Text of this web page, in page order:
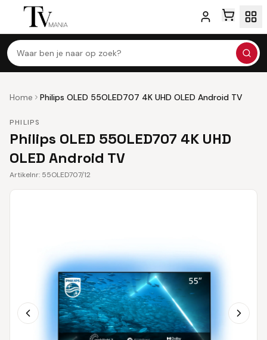
Waar ben je naar op zoek?
Home Philips OLED 55OLED707 4K UHD OLED Android TV
PHILIPS
Philips OLED 55OLED707 4K UHD
OLED Android TV
Artikelnr: 55OLED707/12